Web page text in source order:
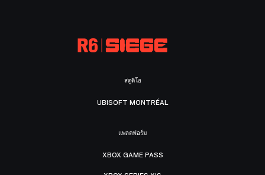
สตูดิโอ
UBISOFT MONTRÉAL
แพลตฟอร์ม
XBOX GAME PASS